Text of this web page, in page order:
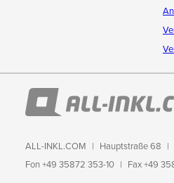
ALL-INKL.COM Hauptstraße 68
Fon +49 35872 353-10
Fax +49